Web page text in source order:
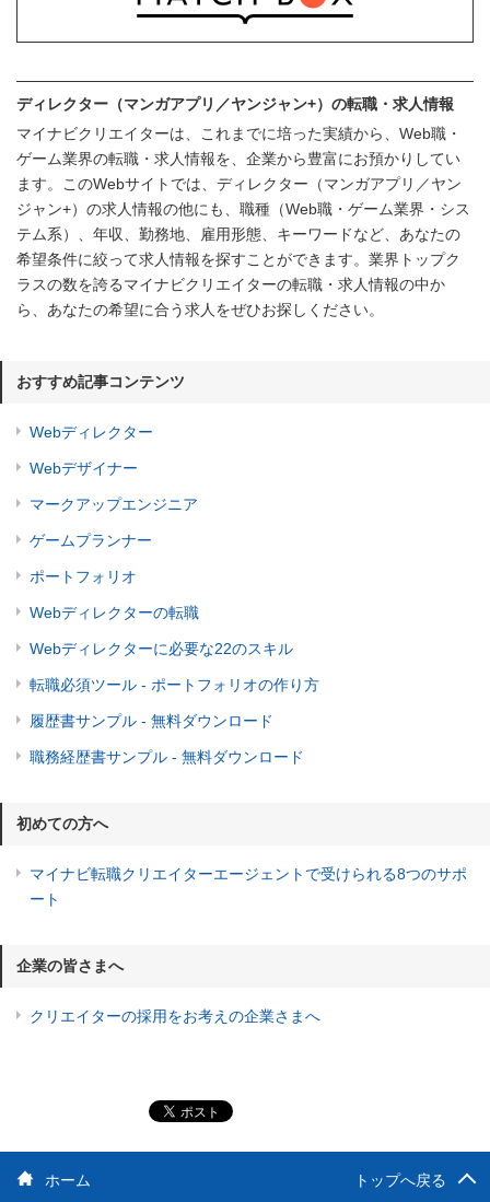
ディレクター（マンガアプリ／ヤンジャン+）の転職・求人情報
マイナビクリエイターは、これまでに培った実績から、Web職・
ゲーム業界の転職・求人情報を、企業から豊富にお預かりしてい
ます。このWebサイトでは、ディレクター（マンガアプリ／ヤン
ジャン+）の求人情報の他にも、職種（Web職・ゲーム業界・シス
テム系）、年収、勤務地、雇用形態、キーワードなど、あなたの
希望条件に絞って求人情報を探すことができます。業界トップク
ラスの数を誇るマイナビクリエイターの転職・求人情報の中か
ら、あなたの希望に合う求人をぜひお探しください。
おすすめ記事コンテンツ
Webディレクター
Webデザイナー
マークアップエンジニア
ゲームプランナー
ポートフォリオ
Webディレクターの転職
Webディレクターに必要な22のスキル
転職必須ツール - ポートフォリオの作り方
履歴書サンプル - 無料ダウンロード
職務経歴書サンプル - 無料ダウンロード
初めての方へ
マイナビ転職クリエイターエージェントで受けられる8つのサポ
ート
企業の皆さまへ
クリエイターの採用をお考えの企業さまへ
ホーム トップへ戻る